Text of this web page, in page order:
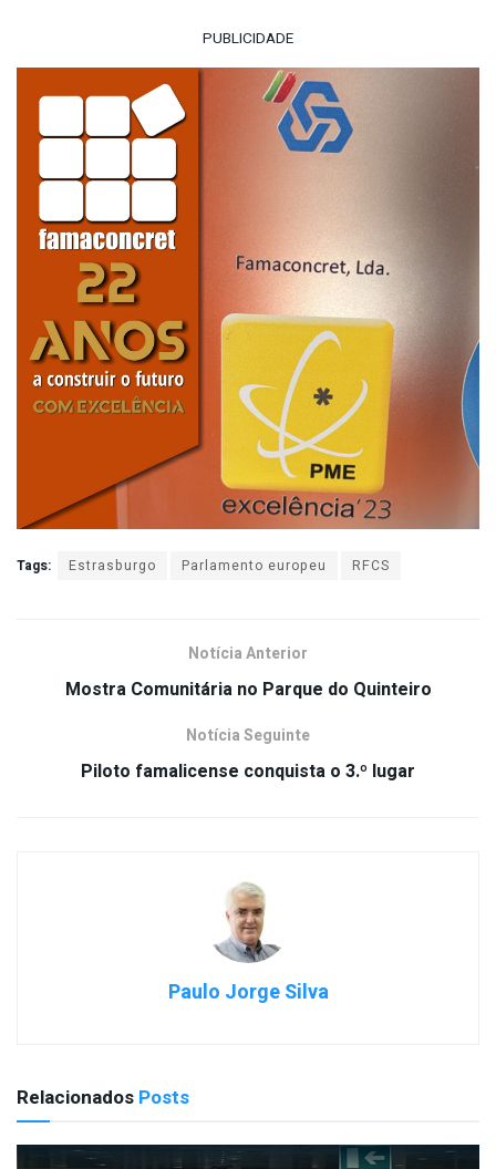
PUBLICIDADE
Tags: Estrasburgo Parlamento europeu RFCS
Notícia Anterior
Mostra Comunitária no Parque do Quinteiro
Notícia Seguinte
Piloto famalicense conquista o 3.º lugar
Paulo Jorge Silva
Relacionados Posts